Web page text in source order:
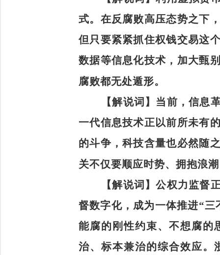
式。在反腐败高压态势之下
但只要紧紧抓住权钱交易这
数据等信息化技术，加大甄
腐败都无处遁形。
【解说词】 当前，信息
一代信息技术正以前所未有
的斗争，科技含量也必然随
关不仅要顺应时势、拥抱浪
【解说词】公权力监督
督数字化，成为一体推进“
能腐的刚性约束、不想腐的
治、标本兼治的综合效应。